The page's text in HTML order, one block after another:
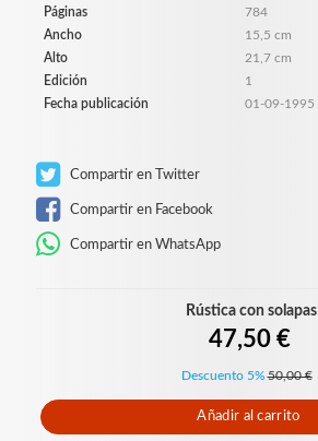
Páginas
784
Ancho
15,5 cm
Alto
21,7 cm
Edición
1
Fecha publicación
01-09-1995
Compartir en Twitter
Compartir en Facebook
Compartir en WhatsApp
Rústica con solapas
47,50 €
Descuento 5% 50,00 €
Añadir al carrito